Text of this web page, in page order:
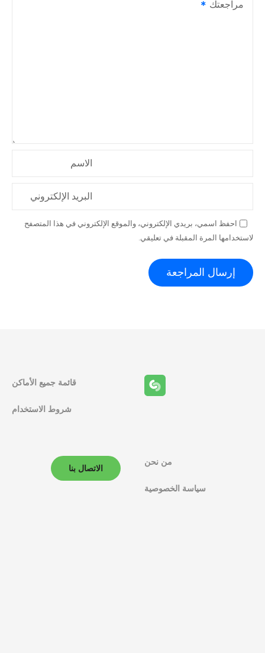
مراجعتك
الاسم
البريد الإلكتروني
احفظ اسمي، بريدي الإلكتروني، والموقع الإلكتروني في هذا المتصفح
لاستخدامها المرة المقبلة في تعليقي.
قائمة جميع الأماكن
شروط الاستخدام
من نحن
سياسة الخصوصية
الاتصال بنا